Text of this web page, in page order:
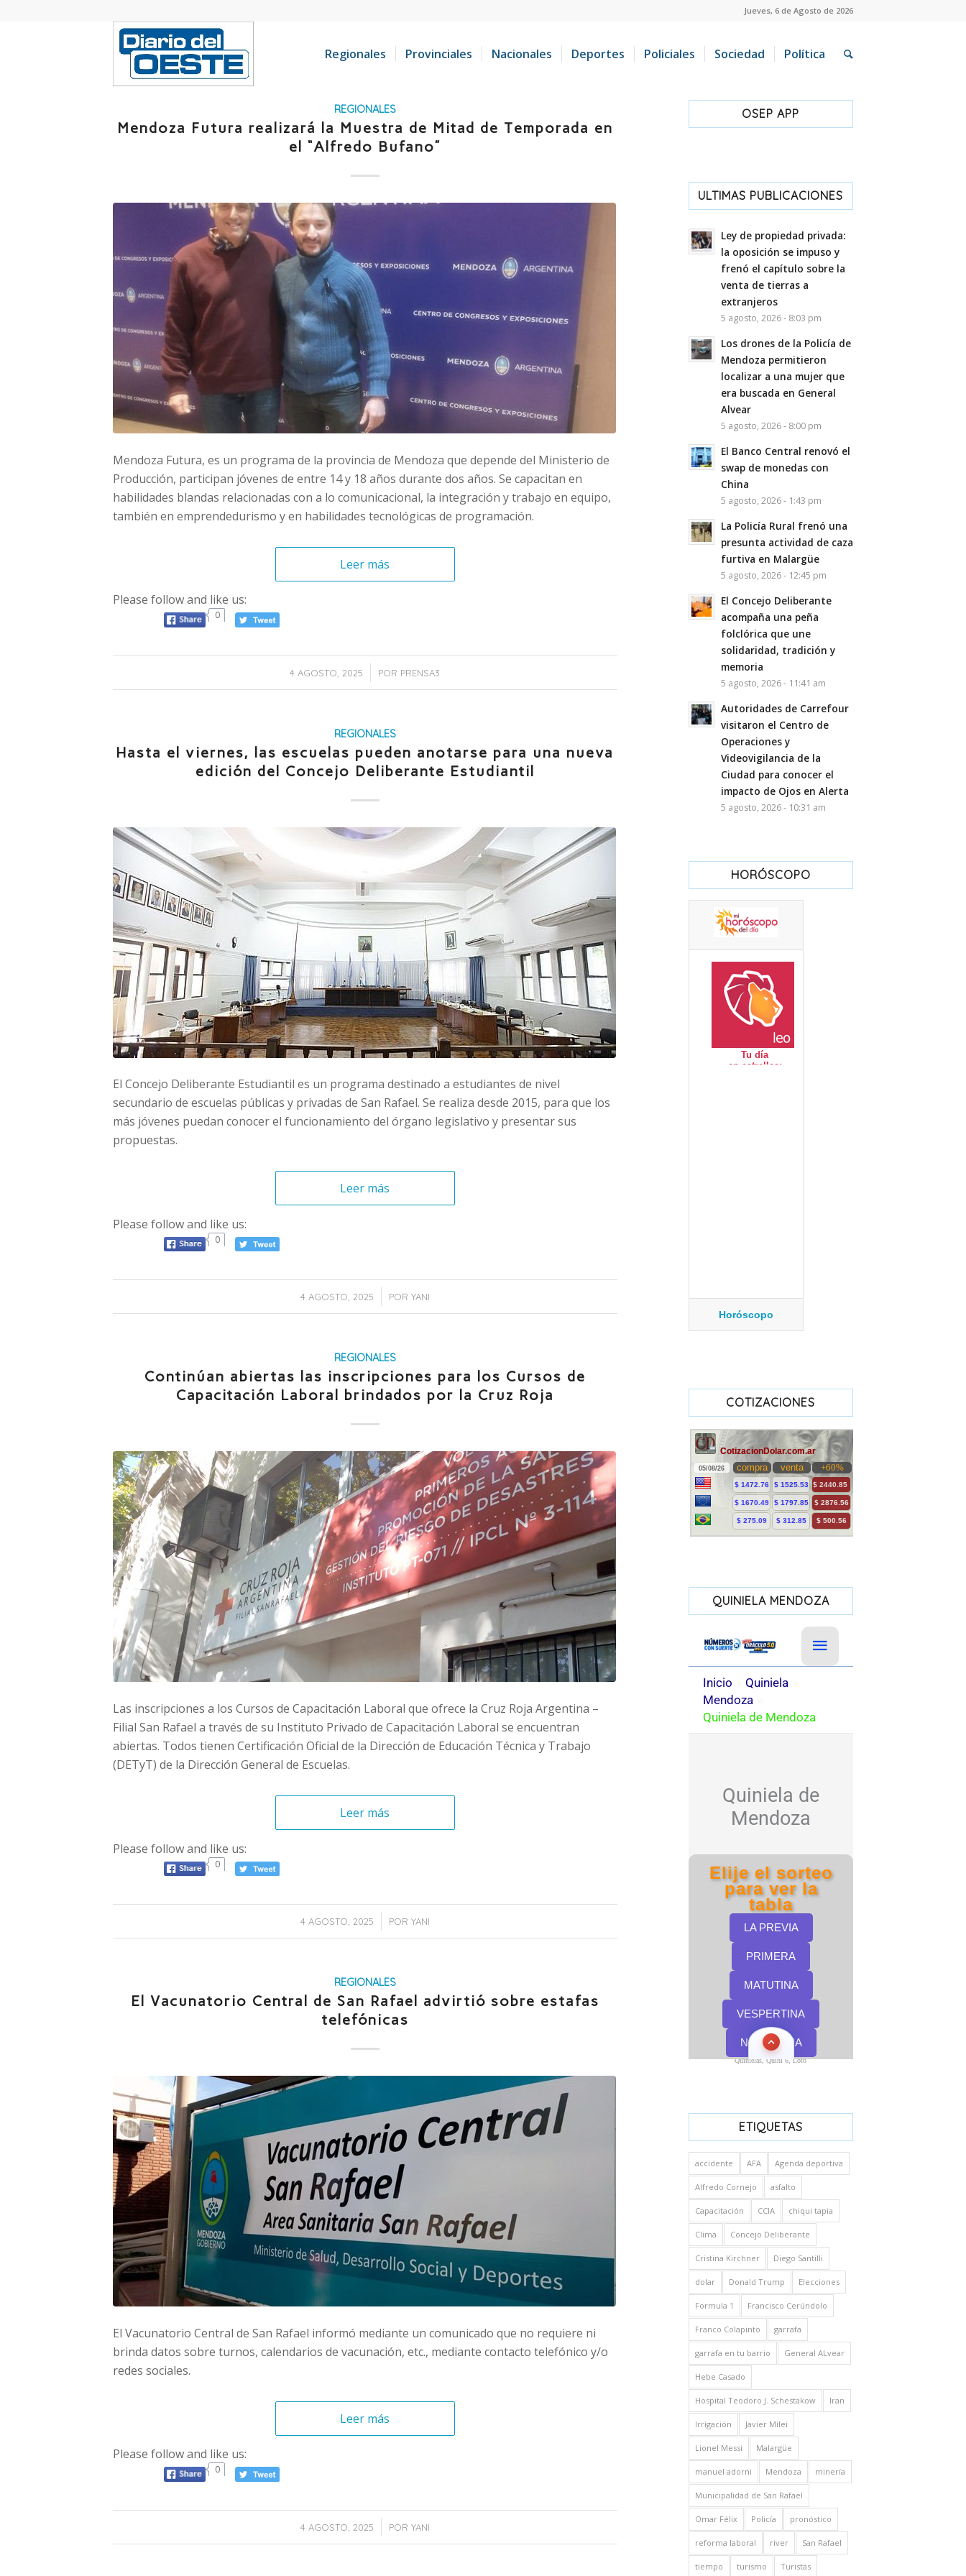
Jueves, 6 de Agosto de 2026
Regionales Provinciales Nacionales Deportes Policiales Sociedad Política
REGIONALES
Mendoza Futura realizará la Muestra de Mitad de Temporada en
el “Alfredo Bufano”
Mendoza Futura, es un programa de la provincia de Mendoza que depende del Ministerio de
Producción, participan jóvenes de entre 14 y 18 años durante dos años. Se capacitan en
habilidades blandas relacionadas con a lo comunicacional, la integración y trabajo en equipo,
también en emprendedurismo y en habilidades tecnológicas de programación.
Leer más
Please follow and like us:
0
4 AGOSTO, 2025
/ POR PRENSA3
REGIONALES
Hasta el viernes, las escuelas pueden anotarse para una nueva
edición del Concejo Deliberante Estudiantil
El Concejo Deliberante Estudiantil es un programa destinado a estudiantes de nivel
secundario de escuelas públicas y privadas de San Rafael. Se realiza desde 2015, para que los
más jóvenes puedan conocer el funcionamiento del órgano legislativo y presentar sus
propuestas.
Leer más
Please follow and like us:
0
4 AGOSTO, 2025
/ POR YANI
REGIONALES
Continúan abiertas las inscripciones para los Cursos de
Capacitación Laboral brindados por la Cruz Roja
Las inscripciones a los Cursos de Capacitación Laboral que ofrece la Cruz Roja Argentina –
Filial San Rafael a través de su Instituto Privado de Capacitación Laboral se encuentran
abiertas. Todos tienen Certificación Oficial de la Dirección de Educación Técnica y Trabajo
(DETyT) de la Dirección General de Escuelas.
Leer más
Please follow and like us:
0
4 AGOSTO, 2025
/ POR YANI
REGIONALES
El Vacunatorio Central de San Rafael advirtió sobre estafas
telefónicas
El Vacunatorio Central de San Rafael informó mediante un comunicado que no requiere ni
brinda datos sobre turnos, calendarios de vacunación, etc., mediante contacto telefónico y/o
redes sociales.
Leer más
Please follow and like us:
0
4 AGOSTO, 2025
/ POR YANI
OSEP APP
ULTIMAS PUBLICACIONES
Ley de propiedad privada:
la oposición se impuso y
frenó el capítulo sobre la
venta de tierras a
extranjeros
5 agosto, 2026 - 8:03 pm
Los drones de la Policía de
Mendoza permitieron
localizar a una mujer que
era buscada en General
Alvear
5 agosto, 2026 - 8:00 pm
El Banco Central renovó el
swap de monedas con
China
5 agosto, 2026 - 1:43 pm
La Policía Rural frenó una
presunta actividad de caza
furtiva en Malargüe
5 agosto, 2026 - 12:45 pm
El Concejo Deliberante
acompaña una peña
folclórica que une
solidaridad, tradición y
memoria
5 agosto, 2026 - 11:41 am
Autoridades de Carrefour
visitaron el Centro de
Operaciones y
Videovigilancia de la
Ciudad para conocer el
impacto de Ojos en Alerta
5 agosto, 2026 - 10:31 am
HORÓSCOPO
Horóscopo
COTIZACIONES
QUINIELA MENDOZA
Quinielas, Quini 6, Loto
ETIQUETAS
accidente AFA Agenda deportiva
Alfredo Cornejo asfalto
Capacitación CCIA chiqui tapia
Clima Concejo Deliberante
Cristina Kirchner Diego Santilli
dolar Donald Trump Elecciones
Formula 1 Francisco Cerúndolo
Franco Colapinto garrafa
garrafa en tu barrio General ALvear
Hebe Casado
Hospital Teodoro J. Schestakow Iran
Irrigación Javier Milei
Lionel Messi Malargüe
manuel adorni Mendoza minería
Municipalidad de San Rafael
Omar Félix Policía pronóstico
reforma laboral river San Rafael
tiempo turismo Turistas